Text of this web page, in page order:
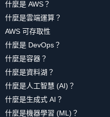
什麼是 AWS？
什麼是雲端運算？
AWS 可存取性
什麼是 DevOps？
什麼是容器？
什麼是資料湖？
什麼是人工智慧 (AI)？
什麼是生成式 AI？
什麼是機器學習 (ML)？